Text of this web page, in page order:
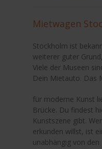
Mietwagen
Stockholm ist
weiterer guter
Viele der Museen
Dein Mietauto. Das
für moderne Kunst
Brücke. Du findest
Kunstszene gibt.
erkunden willst, ist
unabhängig von